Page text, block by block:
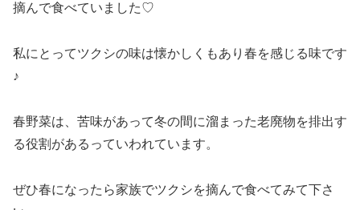
摘んで食べていました♡
私にとってツクシの味は懐かしくもあり春を感じる味です
♪
春野菜は、苦味があって冬の間に溜まった老廃物を排出す
る役割があるっていわれています。
ぜひ春になったら家族でツクシを摘んで食べてみて下さ